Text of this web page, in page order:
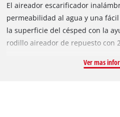
El aireador escarificador
permeabilidad al agua y una
la superficie del césped con la
rodillo aireador de repuesto con
escarificador inalámbrico Einhell
Ver mas